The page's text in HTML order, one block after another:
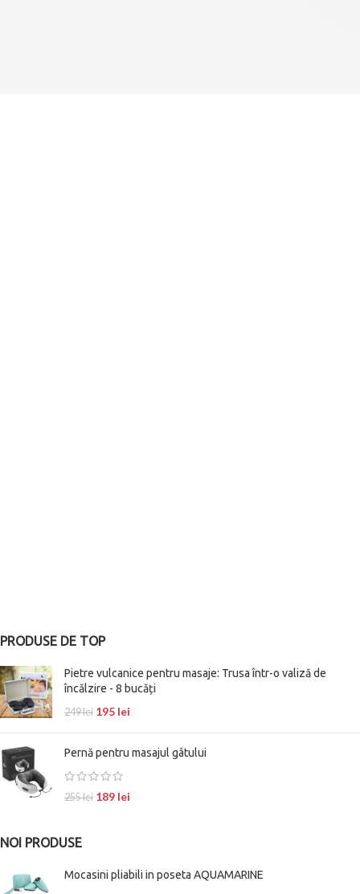
PRODUSE DE TOP
Pietre vulcanice pentru masaje: Trusa într-o valiză de
încălzire - 8 bucăți
249lei 195 lei
Pernă pentru masajul gâtului
255lei 189 lei
NOI PRODUSE
Mocasini pliabili in poseta AQUAMARINE